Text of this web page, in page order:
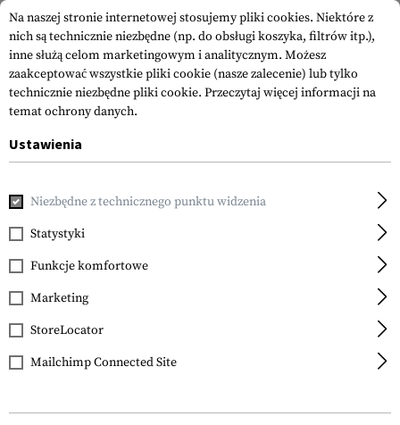
Clawgear
Suisse Small Tab Patch
Na naszej stronie internetowej stosujemy pliki cookies. Niektóre z
nich są technicznie niezbędne (np. do obsługi koszyka, filtrów itp.),
inne służą celom marketingowym i analitycznym. Możesz
zaakceptować wszystkie pliki cookie (nasze zalecenie) lub tylko
technicznie niezbędne pliki cookie. Przeczytaj więcej informacji na
temat ochrony danych.
Ustawienia
Niezbędne z technicznego punktu widzenia
Statystyki
Funkcje komfortowe
Marketing
StoreLocator
Mailchimp Connected Site